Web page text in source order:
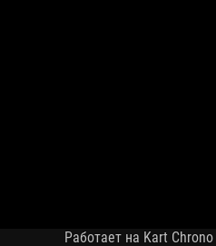
Работает на Kart Chrono